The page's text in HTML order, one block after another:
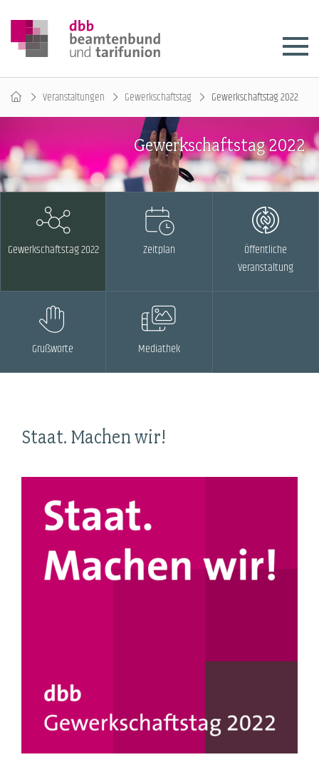
Veranstaltungen Gewerkschaftstag Gewerkschaftstag 2022
Gewerkschaftstag 2022
Gewerkschaftstag 2022 Zeitplan
Öffentliche
Veranstaltung
Grußworte Mediathek
Staat. Machen wir!